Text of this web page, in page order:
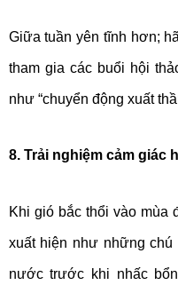
Giữa tuần yên tĩnh hơn;
tham gia các buổi hội
như “chuyển động xuất
8. Trải nghiệm cảm giác
Khi gió bắc thổi vào
xuất hiện như những
nước trước khi nhấc